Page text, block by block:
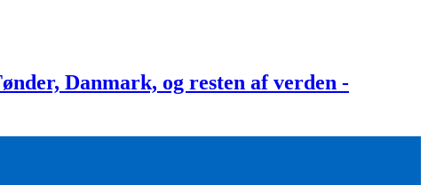
Danmark, og resten af verden -